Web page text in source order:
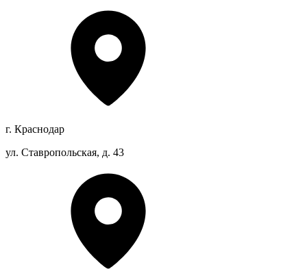
г. Краснодар
ул. Ставропольская, д. 43